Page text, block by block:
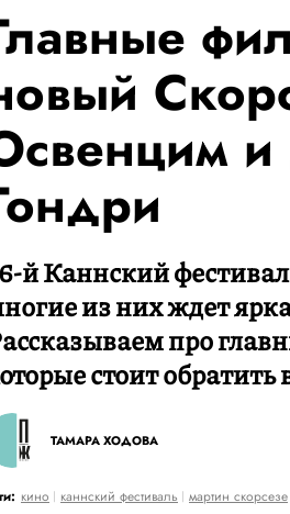
и
й Каннский
из них ждет
про
стоит
ТАМАРА ХОДОВА
кино каннский фестиваль мартин скорсезе